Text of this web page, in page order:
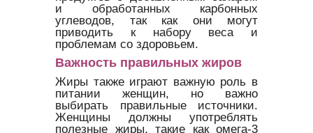
и обработанных карбонных
углеводов, так как они могут
приводить к набору веса и
проблемам со здоровьем.
Важность правильных жиров
Жиры также играют важную роль в
питании женщин, но важно
выбирать правильные источники.
Женщины должны употреблять
полезные жиры, такие как омега-3